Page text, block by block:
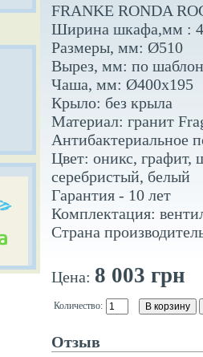
FRANKE RONDA
Ширина шкафа,мм :
Размеры, мм: Ø510
Вырез, мм: по
Чаша, мм: Ø400х195
Крыло: без крыла
Материал: гранит
Антибактериальное
Цвет: оникс, графит,
серебристый, белый
Гарантия - 10 лет
Комплектация:
Страна
Цена: 8 003 грн
Количество:
Отзыв